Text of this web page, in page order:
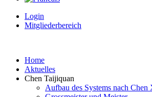
Login
Mitgliederbereich
Home
Aktuelles
Chen Taijiquan
Aufbau des Systems nach Chen